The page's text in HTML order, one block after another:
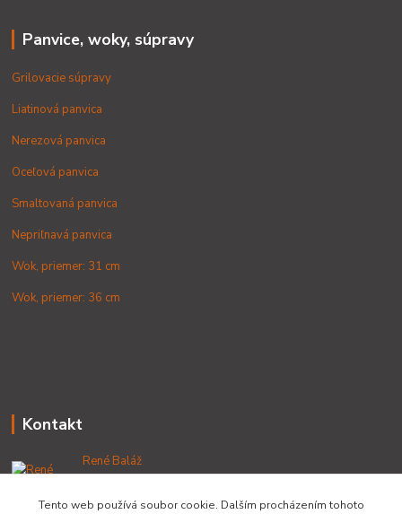
Panvice, woky, súpravy
Grilovacie súpravy
Liatinová panvica
Nerezová panvica
Oceľová panvica
Smaltovaná panvica
Nepriľnavá panvica
Wok, priemer: 31 cm
Wok, priemer: 36 cm
Kontakt
René Baláž
+421 902 212 007
od 8:00 - do 16:00 hod
Tento web používá soubor cookie. Dalším procházením tohoto